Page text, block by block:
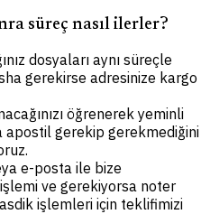
süreç nasıl ilerler?
dosyaları aynı süreçle
gerekirse adresinize kargo
öğrenerek yeminli
apostil gerekip gerekmediğini
e-posta ile bize
ve gerekiyorsa noter
işlemleri için teklifimizi